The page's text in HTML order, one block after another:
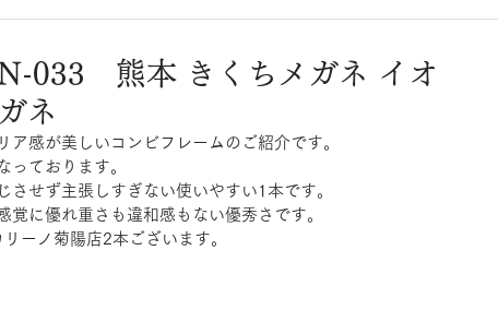
mezzopiano JILL STUART
033 熊本 きくちメガネ イオ
ネ
感が美しいコンビフレームのご紹介です。
っております。
せず主張しすぎない使いやすい1本です。
に優れ重さも違和感もない優秀さです。
ーノ菊陽店2本ございます。